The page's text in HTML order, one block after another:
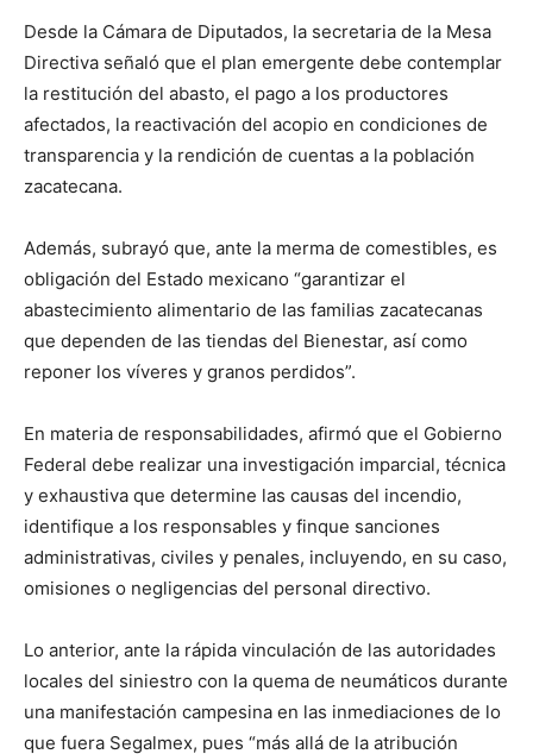
Desde la Cámara de Diputados, la secretaria de la Mesa
Directiva señaló que el plan emergente debe contemplar
la restitución del abasto, el pago a los productores
afectados, la reactivación del acopio en condiciones de
transparencia y la rendición de cuentas a la población
zacatecana.
Además, subrayó que, ante la merma de comestibles, es
obligación del Estado mexicano “garantizar el
abastecimiento alimentario de las familias zacatecanas
que dependen de las tiendas del Bienestar, así como
reponer los víveres y granos perdidos”.
En materia de responsabilidades, afirmó que el Gobierno
Federal debe realizar una investigación imparcial, técnica
y exhaustiva que determine las causas del incendio,
identifique a los responsables y finque sanciones
administrativas, civiles y penales, incluyendo, en su caso,
omisiones o negligencias del personal directivo.
Lo anterior, ante la rápida vinculación de las autoridades
locales del siniestro con la quema de neumáticos durante
una manifestación campesina en las inmediaciones de lo
que fuera Segalmex, pues “más allá de la atribución